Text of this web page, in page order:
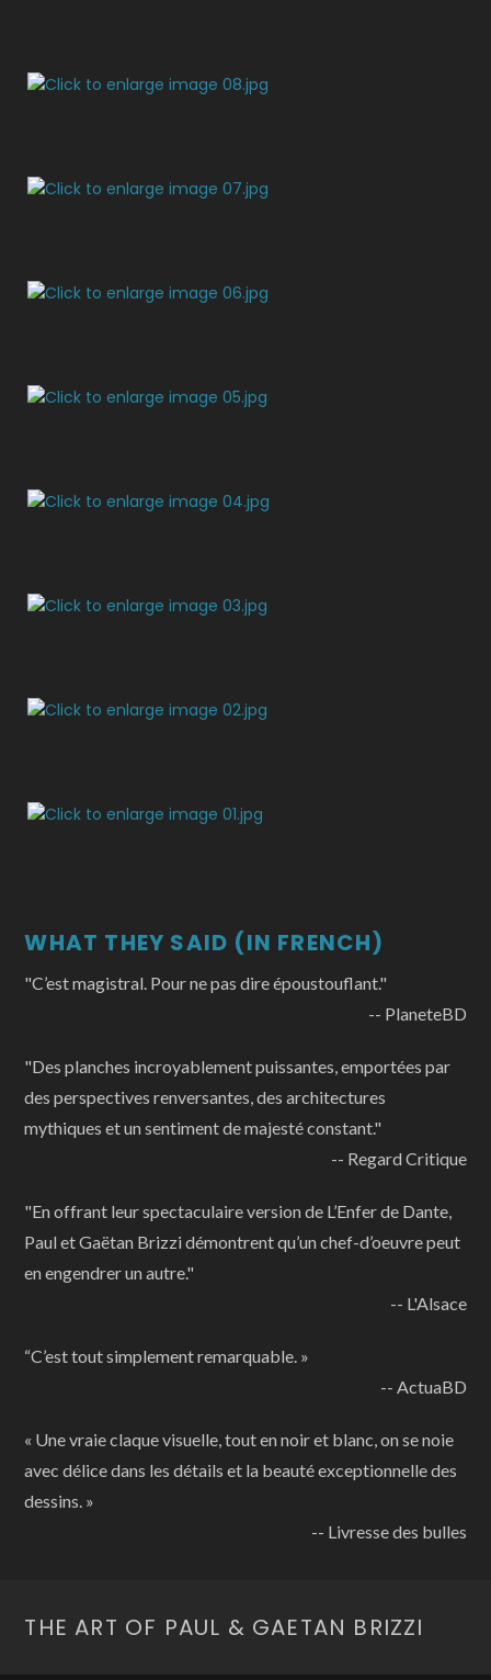
WHAT THEY SAID (IN FRENCH)
"C’est magistral. Pour ne pas dire époustouflant."
-- PlaneteBD
"Des planches incroyablement puissantes, emportées par
des perspectives renversantes, des architectures
mythiques et un sentiment de majesté constant."
-- Regard Critique
"En offrant leur spectaculaire version de L’Enfer de Dante,
Paul et Gaëtan Brizzi démontrent qu’un chef-d’oeuvre peut
en engendrer un autre."
-- L'Alsace
“C’est tout simplement remarquable. »
-- ActuaBD
« Une vraie claque visuelle, tout en noir et blanc, on se noie
avec délice dans les détails et la beauté exceptionnelle des
dessins. »
-- Livresse des bulles
THE ART OF PAUL & GAETAN BRIZZI